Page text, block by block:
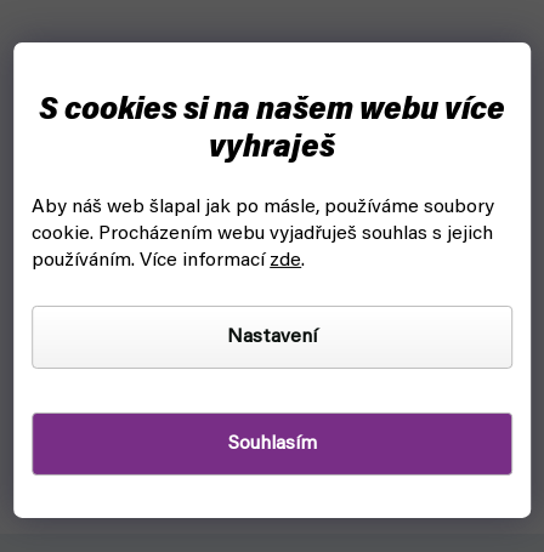
S cookies si na našem webu více
vyhraješ
Aby náš web šlapal jak po másle, používáme soubory
cookie. Procházením webu vyjadřuješ souhlas s jejich
používáním. Více informací zde.
Nastavení
Souhlasím
Stojan na barvy a štětce: AV Corner Paint mod. 26008
529 Kč
Praktický stojan na všechny tvé barvy a štětce, které